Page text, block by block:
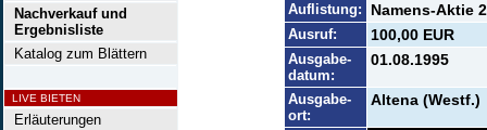
Nachverkauf und
Ergebnisliste
Katalog zum Blättern
LIVE BIETEN
Erläuterungen
Auflistung: Namens-Aktie
Ausruf: 100,00 EUR
Ausgabe-
datum:
01.08.1995
Ausgabe-
ort:
Altena (Westf.)